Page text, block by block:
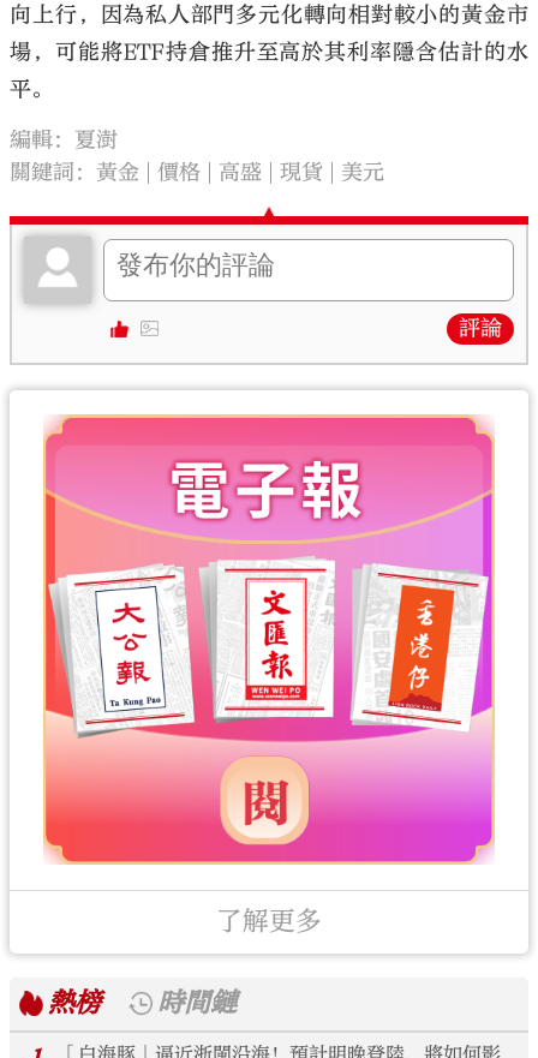
向上行，因為私人部門多元化轉向相對較小的黃金市
場，可能將ETF持倉推升至高於其利率隱含估計的水
平。
編輯：夏澍
關鍵詞： 黃金 價格 高盛 現貨 美元
評論
了解更多
熱榜
時間鏈